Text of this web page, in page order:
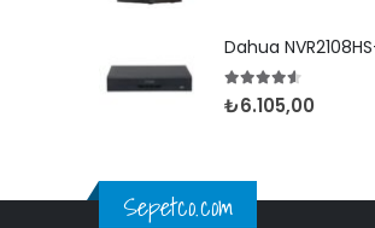
4.505 üzerinden
₺6.105,00
Sepetco.com